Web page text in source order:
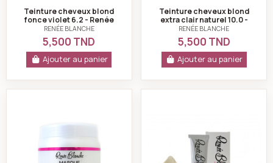
Teinture cheveux blond
fonce violet 6.2 - Renée
blanche
RENÉE BLANCHE
5,500 TND
Ajouter au panier
Teinture cheveux blond
extra clair naturel 10.0 -
Renée blanche
RENÉE BLANCHE
5,500 TND
Ajouter au panier